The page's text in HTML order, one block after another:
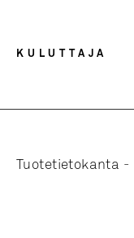
KULUTTAJA
Tuotetietokanta -